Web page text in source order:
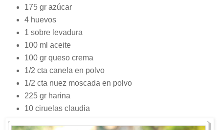
175 gr azúcar
4 huevos
1 sobre levadura
100 ml aceite
100 gr queso crema
1/2 cta canela en polvo
1/2 cta nuez moscada en polvo
225 gr harina
10 ciruelas claudia